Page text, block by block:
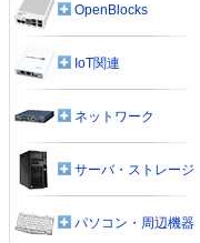
OpenBlocks
IoT関連
ネットワーク
サーバ・ストレージ
パソコン・周辺機器